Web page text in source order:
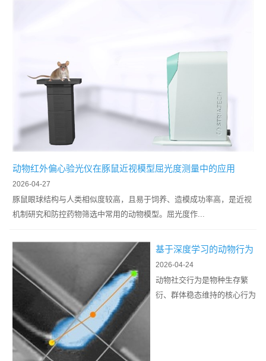
动物红外偏心验光仪在豚鼠近视模型屈光度测量中的应用
豚鼠眼球结构与人类相似度较高，且易于饲养、造模成功率高，是近视
机制研究和防控药物筛选中常用的动物模型。屈光度作...
2026-04-27
基于深度学习的动物行为
学软件在社交行为自动识
别中的...
动物社交行为是物种生存繁
衍、群体稳态维持的核心行为
2026-04-24